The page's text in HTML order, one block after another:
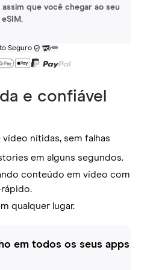
que você chegar ao seu
Seguro
e confiável
vídeo nítidas, sem falhas
em alguns segundos.
conteúdo em vídeo com
qualquer lugar.
em todos os seus apps